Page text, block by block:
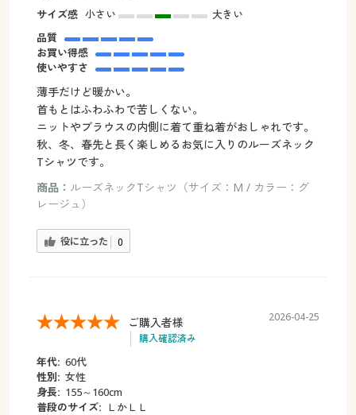
サイズ感 小さい
大きい
品質
お買い得感
使いやすさ
薄手だけど暖かい。
首もとはふわふわで苦しくない。
ニットやブラウスの内側に着て重ね着がおしゃれです。
秋、冬、春先と長く楽しめるお気に入りのルーズネック
Tシャツです。
商品： ルーズネックTシャツ（サイズ：M / カラー：グ
レージュ）
役に立った 0
ご購入者様
購入確認済み
2026-04-25
年代: 60代
性別: 女性
身長: 155～160cm
普段のサイズ: ＬかＬＬ